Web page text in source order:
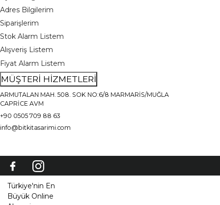
Adres Bilgilerim
Siparişlerim
Stok Alarm Listem
Alışveriş Listem
Fiyat Alarm Listem
MÜŞTERİ HİZMETLERİ
ARMUTALAN MAH. 508. SOK NO:6/8 MARMARİS/MUĞLA
CAPRİCE AVM
+90 0505 709 88 63
info@bitkitasarimi.com
Türkiye'nin En
Büyük Online